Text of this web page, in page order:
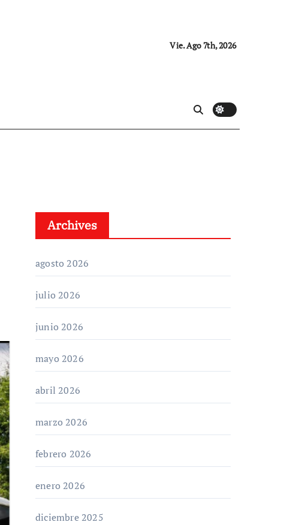
Vie. Ago 7th, 2026
Archives
agosto 2026
julio 2026
junio 2026
mayo 2026
abril 2026
marzo 2026
febrero 2026
enero 2026
diciembre 2025